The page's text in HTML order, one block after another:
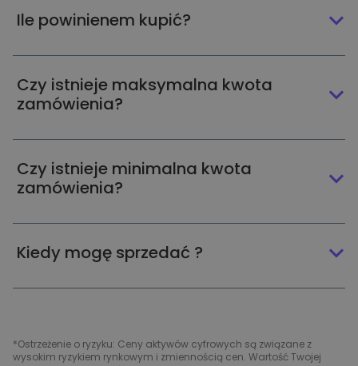
Ile powinienem kupić?
Czy istnieje maksymalna kwota
zamówienia?
Czy istnieje minimalna kwota
zamówienia?
Kiedy mogę sprzedać ?
*Ostrzeżenie o ryzyku: Ceny aktywów cyfrowych są związane z
wysokim ryzykiem rynkowym i zmiennością cen. Wartość Twojej